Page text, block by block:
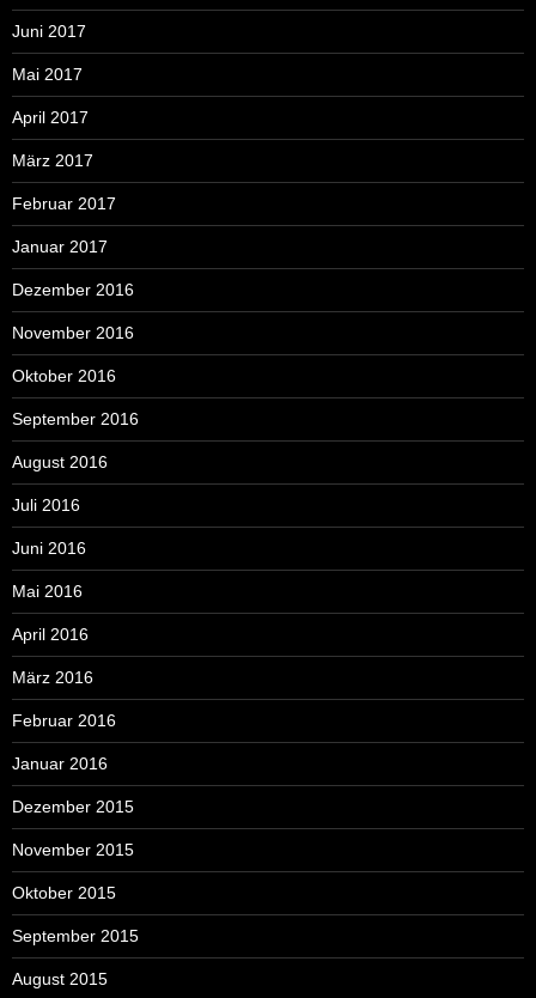
Juni 2017
Mai 2017
April 2017
März 2017
Februar 2017
Januar 2017
Dezember 2016
November 2016
Oktober 2016
September 2016
August 2016
Juli 2016
Juni 2016
Mai 2016
April 2016
März 2016
Februar 2016
Januar 2016
Dezember 2015
November 2015
Oktober 2015
September 2015
August 2015